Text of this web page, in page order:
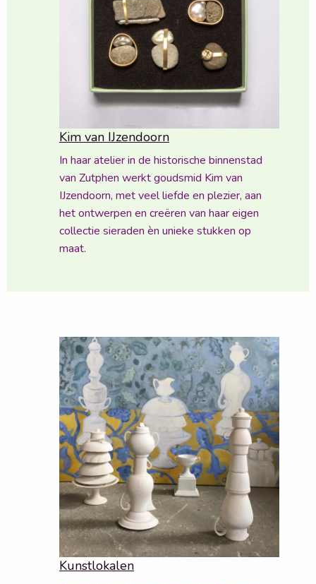
Kim van IJzendoorn
In haar atelier in de historische binnenstad
van Zutphen werkt goudsmid Kim van
IJzendoorn, met veel liefde en plezier, aan
het ontwerpen en creëren van haar eigen
collectie sieraden èn unieke stukken op
maat.
Kunstlokalen